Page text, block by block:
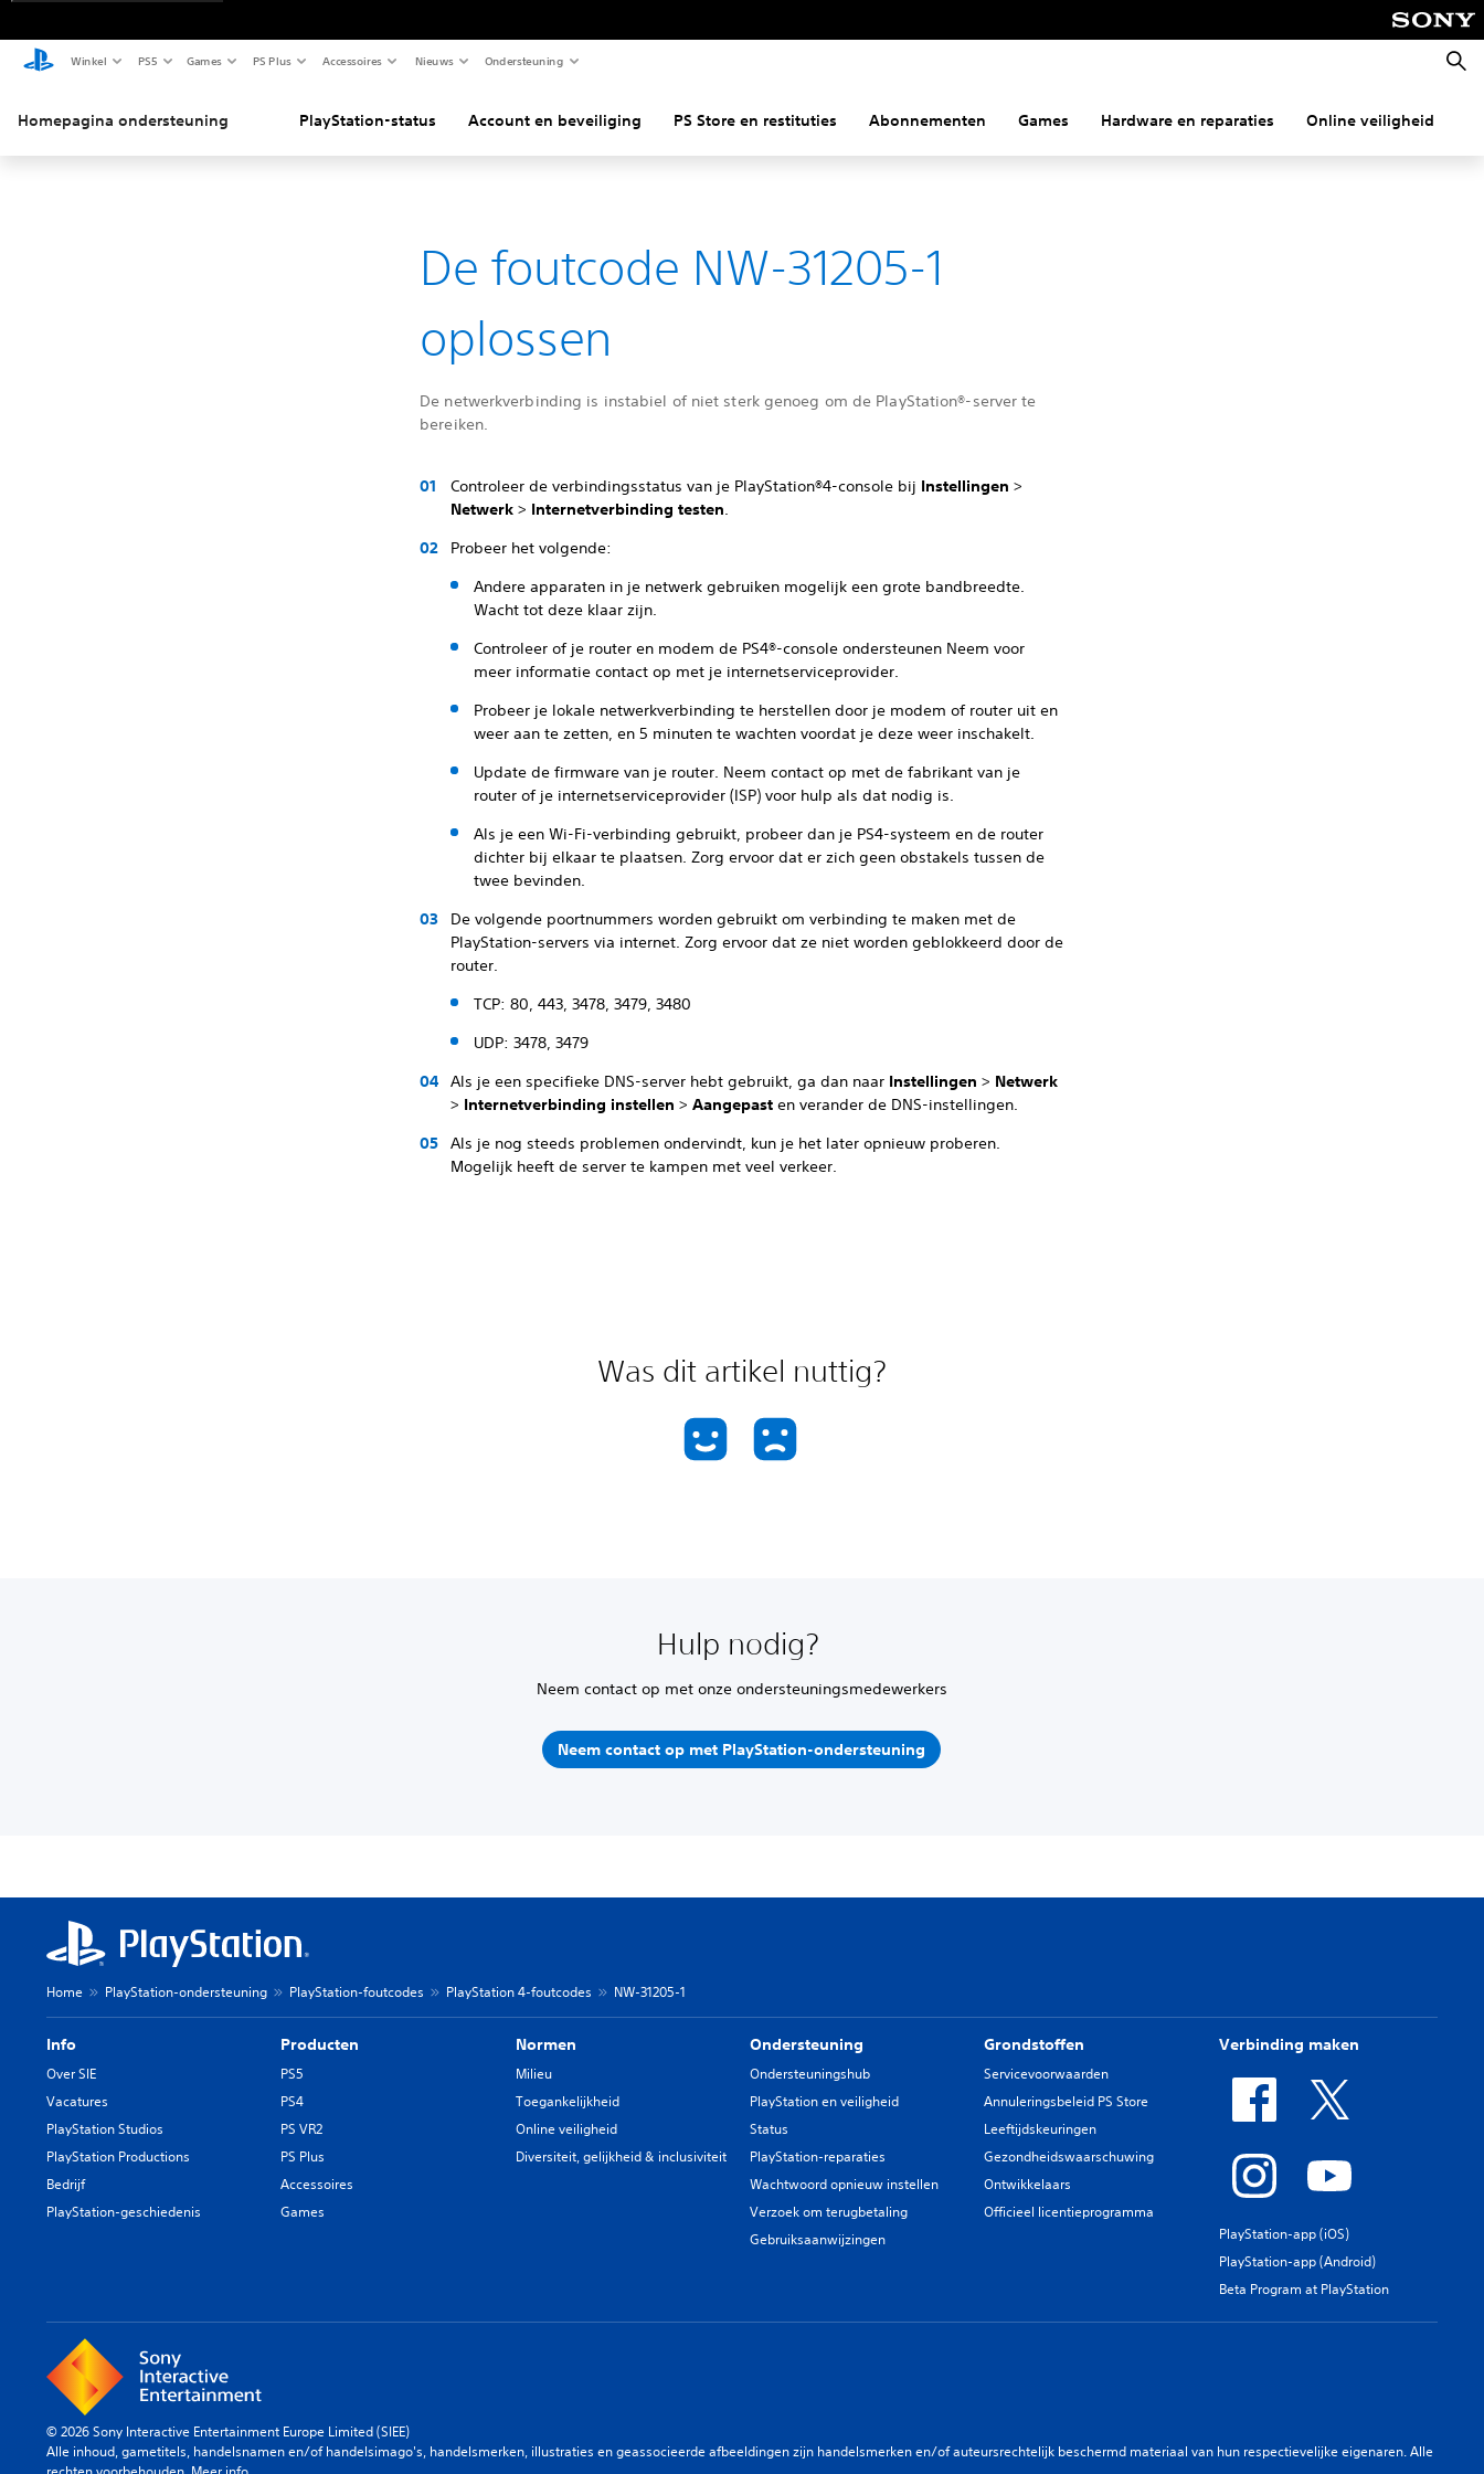
Winkel PS5 Games PS Plus Accessoires Nieuws Ondersteuning
Homepagina ondersteuning PlayStation-status Account en beveiliging PS Store en restituties Abonnementen Games Hardware en reparaties Online veiligheid
De foutcode NW-31205-1
oplossen
De netwerkverbinding is instabiel of niet sterk genoeg om de PlayStation®-server te
bereiken.
Controleer de verbindingsstatus van je PlayStation®4-console bij Instellingen >
Netwerk > Internetverbinding testen.
Probeer het volgende:
Andere apparaten in je netwerk gebruiken mogelijk een grote bandbreedte.
Wacht tot deze klaar zijn.
Controleer of je router en modem de PS4®-console ondersteunen Neem voor
meer informatie contact op met je internetserviceprovider.
Probeer je lokale netwerkverbinding te herstellen door je modem of router uit en
weer aan te zetten, en 5 minuten te wachten voordat je deze weer inschakelt.
Update de firmware van je router. Neem contact op met de fabrikant van je
router of je internetserviceprovider (ISP) voor hulp als dat nodig is.
Als je een Wi-Fi-verbinding gebruikt, probeer dan je PS4-systeem en de router
dichter bij elkaar te plaatsen. Zorg ervoor dat er zich geen obstakels tussen de
twee bevinden.
De volgende poortnummers worden gebruikt om verbinding te maken met de
PlayStation-servers via internet. Zorg ervoor dat ze niet worden geblokkeerd door de
router.
TCP: 80, 443, 3478, 3479, 3480
UDP: 3478, 3479
Als je een specifieke DNS-server hebt gebruikt, ga dan naar Instellingen > Netwerk
> Internetverbinding instellen >Aangepast en verander de DNS-instellingen.
Als je nog steeds problemen ondervindt, kun je het later opnieuw proberen.
Mogelijk heeft de server te kampen met veel verkeer.
Was dit artikel nuttig?
Hulp nodig?
Neem contact op met onze ondersteuningsmedewerkers
Neem contact op met PlayStation-ondersteuning
Home PlayStation-ondersteuning PlayStation-foutcodes PlayStation 4-foutcodes NW-31205-1
Info
Over SIE
Vacatures
PlayStation Studios
PlayStation Productions
Bedrijf
PlayStation-geschiedenis
Producten
PS5
PS4
PS VR2
PS Plus
Accessoires
Games
Normen
Milieu
Toegankelijkheid
Online veiligheid
Diversiteit, gelijkheid & inclusiviteit
Ondersteuning
Ondersteuningshub
PlayStation en veiligheid
Status
PlayStation-reparaties
Wachtwoord opnieuw instellen
Verzoek om terugbetaling
Gebruiksaanwijzingen
Grondstoffen
Servicevoorwaarden
Annuleringsbeleid PS Store
Leeftijdskeuringen
Gezondheidswaarschuwing
Ontwikkelaars
Officieel licentieprogramma
Verbinding maken
PlayStation-app (iOS)
PlayStation-app (Android)
Beta Program at PlayStation
© 2026 Sony Interactive Entertainment Europe Limited (SIEE)
Alle inhoud, gametitels, handelsnamen en/of handelsimago's, handelsmerken, illustraties en geassocieerde afbeeldingen zijn handelsmerken en/of auteursrechtelijk beschermd materiaal van hun respectievelijke eigenaren. Alle